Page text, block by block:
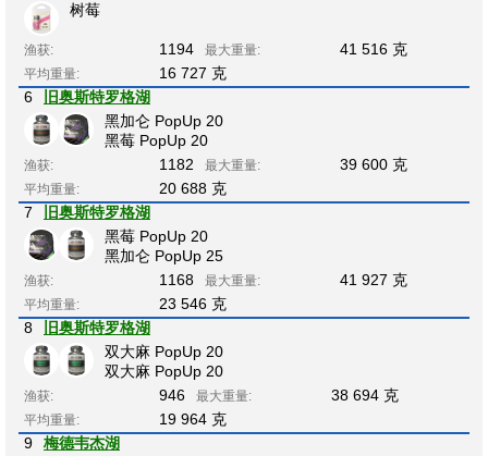
树莓
渔获: 1194 最大重量: 41 516 克
平均重量:
16 727 克
6
旧奥斯特罗格湖
黑加仑 PopUp 20
黑莓 PopUp 20
渔获: 1182 最大重量: 39 600 克
平均重量:
20 688 克
7
旧奥斯特罗格湖
黑莓 PopUp 20
黑加仑 PopUp 25
渔获: 1168 最大重量: 41 927 克
平均重量:
23 546 克
8
旧奥斯特罗格湖
双大麻 PopUp 20
双大麻 PopUp 20
渔获: 946 最大重量: 38 694 克
平均重量:
19 964 克
9
梅德韦杰湖